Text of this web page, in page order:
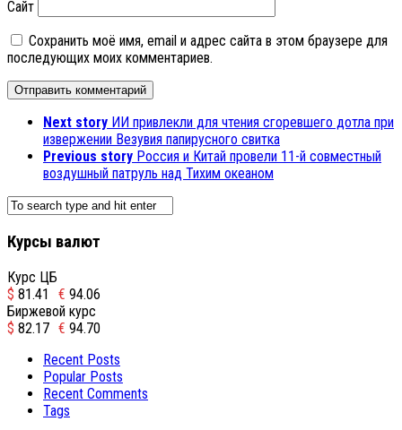
Сайт
Сохранить моё имя, email и адрес сайта в этом браузере для
последующих моих комментариев.
Next story ИИ привлекли для чтения сгоревшего дотла при
извержении Везувия папирусного свитка
Previous story Россия и Китай провели 11-й совместный
воздушный патруль над Тихим океаном
Курсы валют
Курс ЦБ
$ 81.41 € 94.06
Биржевой курс
$ 82.17 € 94.70
Recent Posts
Popular Posts
Recent Comments
Tags